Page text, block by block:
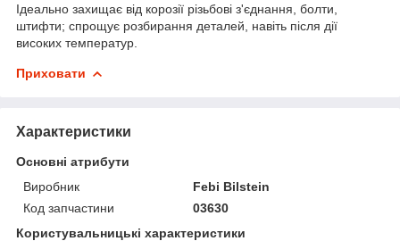
Ідеально захищає від корозії різьбові з'єднання, болти,
штифти; спрощує розбирання деталей, навіть після дії
високих температур.
Приховати
Характеристики
Основні атрибути
Виробник
Febi Bilstein
Код запчастини
03630
Користувальницькі характеристики